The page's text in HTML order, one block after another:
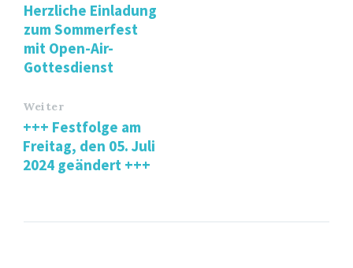
Herzliche Einladung
zum Sommerfest
mit Open-Air-
Gottesdienst
Weiter
+++ Festfolge am
Freitag, den 05. Juli
2024 geändert +++